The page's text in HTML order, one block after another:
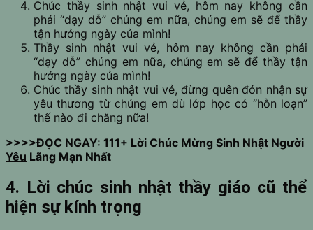
Chúc thầy sinh nhật vui vẻ, hôm nay không cần
phải “dạy dỗ” chúng em nữa, chúng em sẽ để thầy
tận hưởng ngày của mình!
Thầy sinh nhật vui vẻ, hôm nay không cần phải
“dạy dỗ” chúng em nữa, chúng em sẽ để thầy tận
hưởng ngày của mình!
Chúc thầy sinh nhật vui vẻ, đừng quên đón nhận sự
yêu thương từ chúng em dù lớp học có “hỗn loạn”
thế nào đi chăng nữa!
>>>>ĐỌC NGAY: 111+ Lời Chúc Mừng Sinh Nhật Người
Yêu Lãng Mạn Nhất
4. Lời chúc sinh nhật thầy giáo cũ thể
hiện sự kính trọng